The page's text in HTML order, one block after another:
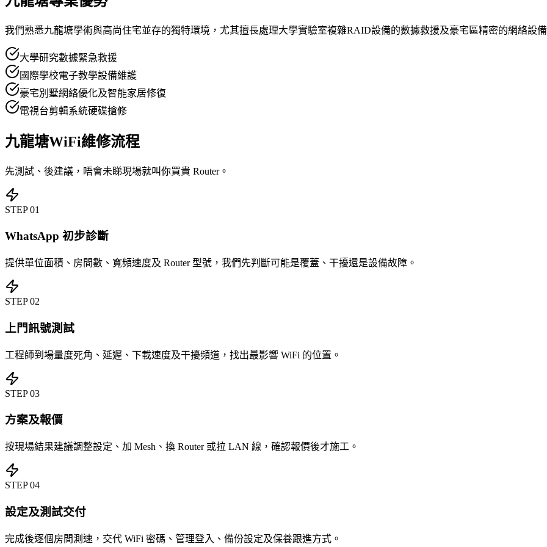
我們熟悉九龍塘學術與高尚住宅並存的獨特環境，尤其擅長處理大學實驗室複雜RAID設備的數據救援及豪宅區精密的網絡設
大學研究數據緊急救援
國際學校電子教學設備維護
豪宅別墅網絡優化及智能家居修復
電視台剪輯系統硬碟搶修
九龍塘WiFi維修流程
先測試、後建議，唔會未睇現場就叫你買貴 Router。
STEP01
WhatsApp 初步診斷
提供單位面積、房間數、寬頻速度及 Router 型號，我們先判斷可能是覆蓋、干擾還是設備故障。
STEP02
上門訊號測試
工程師到場量度死角、延遲、下載速度及干擾頻道，找出最影響 WiFi 的位置。
STEP03
方案及報價
按現場結果建議調整設定、加 Mesh、換 Router 或拉 LAN 線，確認報價後才施工。
STEP04
設定及測試交付
完成後逐個房間測速，交代 WiFi 密碼、管理登入、備份設定及保養跟進方式。